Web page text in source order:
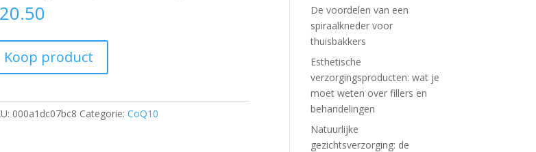
20.50
Koop product
000a1dc07bc8 Categorie:CoQ10
De voordelen van een
spiraalkneder voor
thuisbakkers
Esthetische
verzorgingsproducten: wat je
moet weten over fillers en
behandelingen
Natuurlijke
gezichtsverzorging: de